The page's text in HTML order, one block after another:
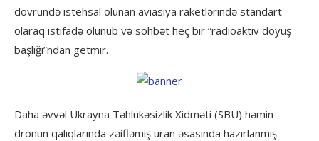
dövründə istehsal olunan aviasiya raketlərində standart
olaraq istifadə olunub və söhbət heç bir “radioaktiv döyüş
başlığı”ndan getmir.
Daha əvvəl Ukrayna Təhlükəsizlik Xidməti (SBU) həmin
dronun qalıqlarında zəifləmiş uran əsasında hazırlanmış